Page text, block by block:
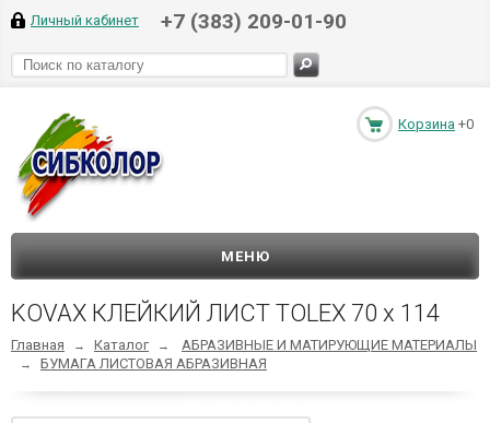
Личный кабинет +7 (383) 209-01-90
Корзина +0
МЕНЮ
KOVAX КЛЕЙКИЙ ЛИСТ TOLEX 70 х 114
Главная → Каталог → АБРАЗИВНЫЕ И МАТИРУЮЩИЕ МАТЕРИАЛЫ
→ БУМАГА ЛИСТОВАЯ АБРАЗИВНАЯ